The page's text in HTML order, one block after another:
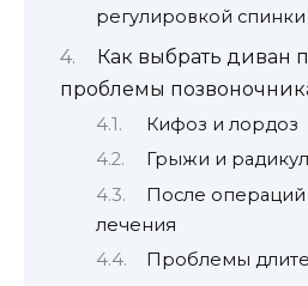
регулировкой
Как выбрать диван
проблемы
Кифоз и лордоз
Грыжи и
После операций
лечения
Проблемы